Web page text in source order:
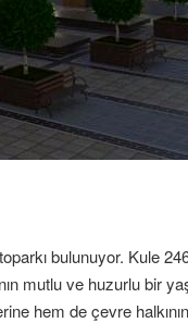
bulunuyor. Kule
mutlu ve huzurlu bir
hem de çevre